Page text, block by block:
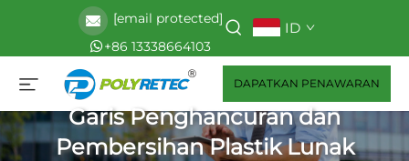
[email protected]
+86 13338664103
ID
DAPATKAN PENAWARAN
Garis Penghancuran dan
Pembersihan Plastik Lunak